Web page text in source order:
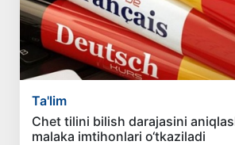
Ta'lim
Chet tilini bilish darajasini
malaka imtihonlari o‘tkaziladi